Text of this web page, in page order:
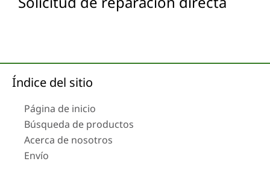
Índice del sitio
Página de inicio
Búsqueda de productos
Acerca de nosotros
Envío